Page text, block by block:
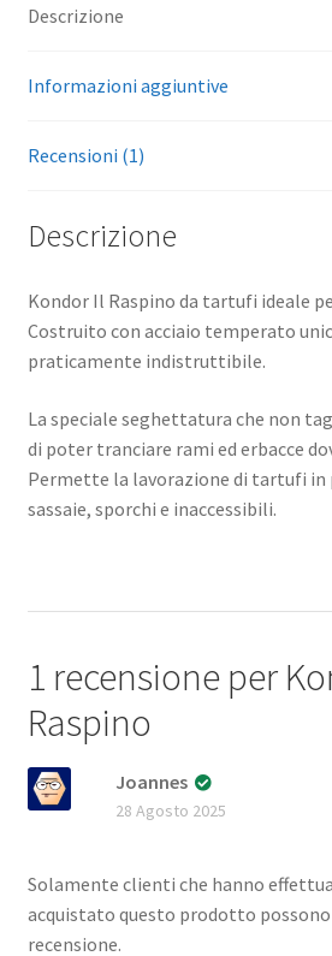
Descrizione
Informazioni aggiuntive
Recensioni (1)
Descrizione
Kondor Il Raspino da tartufi ideale
Costruito con acciaio temperato
praticamente indistruttibile.
La speciale seghettatura che non
di poter tranciare rami ed erbacce
Permette la lavorazione di tartufi in
sassaie, sporchi e inaccessibili.
1 recensione per
Raspino
Joannes
28 Agosto 2025
Solamente clienti che hanno
acquistato questo prodotto possono
recensione.